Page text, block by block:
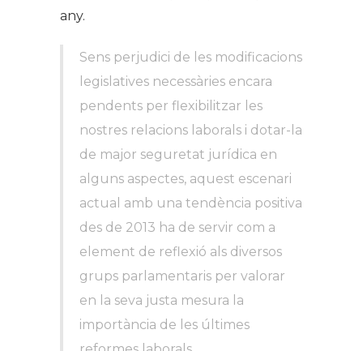
any.
Sens perjudici de les modificacions
legislatives necessàries encara
pendents per flexibilitzar les
nostres relacions laborals i dotar-la
de major seguretat jurídica en
alguns aspectes, aquest escenari
actual amb una tendència positiva
des de 2013 ha de servir com a
element de reflexió als diversos
grups parlamentaris per valorar
en la seva justa mesura la
importància de les últimes